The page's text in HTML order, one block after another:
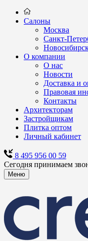
Салоны
Москва
Санкт-
О компании
О нас
Новости
Доставка и
Правовая
Контакты
Архитекторам
Застройщикам
Плитка оптом
Личный кабинет
8 495 956 00 59
Сегодня принимаем
Меню